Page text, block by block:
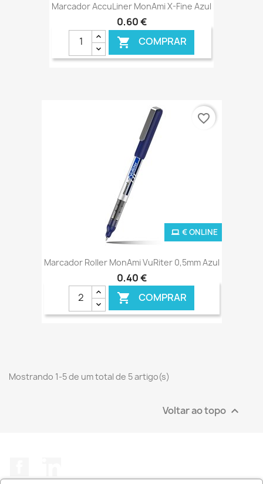
Marcador AccuLiner MonAmi X-Fine Azul
0,60 €
 COMPRAR
Marcador Roller MonAmi VuRiter 0,5mm Azul
0,40 €
 COMPRAR
€ ONLINE
favorite_border
Mostrando 1-5 de um total de 5 artigo(s)
Voltar ao topo 